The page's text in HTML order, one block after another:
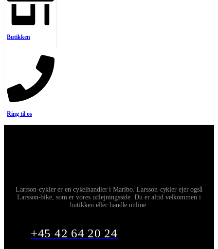
Butikken
Ring til os
Larrson-cykler er en cykelhandler i Maribo. Larsson-cykler ejer også
Larsson-bike, som er vores udlejningsside. Du er altid velkommen i
butikken eller handle online.
+45 42 64 20 24